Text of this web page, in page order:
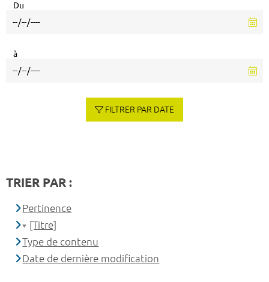
Du
à
FILTRER PAR DATE
TRIER PAR :
Pertinence
[Titre]
Type de contenu
Date de dernière modification